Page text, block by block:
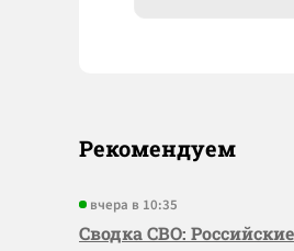
Рекомендуем
вчера в 10:35
Сводка СВО: